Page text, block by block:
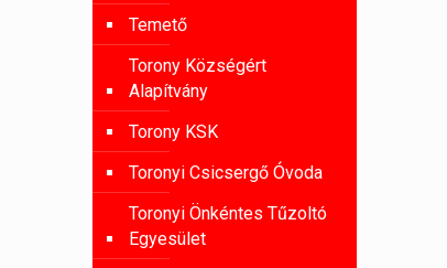
Temető
Torony Községért
Alapítvány
Torony KSK
Toronyi Csicsergő Óvoda
Toronyi Önkéntes Tűzoltó
Egyesület